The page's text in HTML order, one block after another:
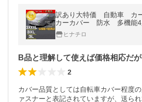
訳あり大特価 自動車 カ
カーカバー 防水 多機能4
閉可能 強風対策固定ハーネ
ヒナチロ
B品と理解して使えば価格相応だが
2
カバー品質としては自転車カバー程度
ァスナーと表記されていますが、送ら